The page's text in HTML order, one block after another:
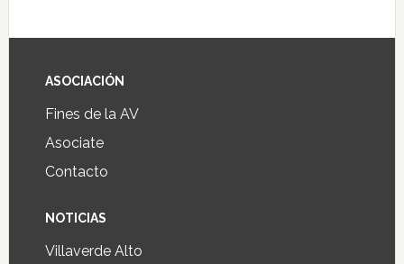
ASOCIACIÓN
Fines de la AV
Asociate
Contacto
NOTICIAS
Villaverde Alto